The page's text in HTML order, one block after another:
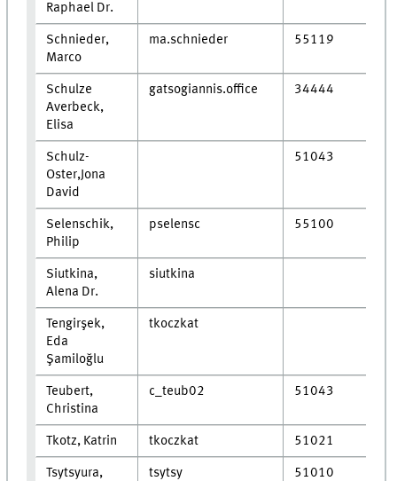
Raphael Dr.
Schnieder,
Marco
ma.schnieder 55119
Schulze
Averbeck,
Elisa
gatsogiannis.office 34444
Schulz-
Oster,Jona
David
51043
Selenschik,
Philip
pselensc 55100
Siutkina,
Alena Dr.
siutkina
Tengirşek,
Eda
Şamiloğlu
tkoczkat
Teubert,
Christina
c_teub02 51043
Tkotz, Katrin tkoczkat 51021
Tsytsyura,
tsytsy 51010